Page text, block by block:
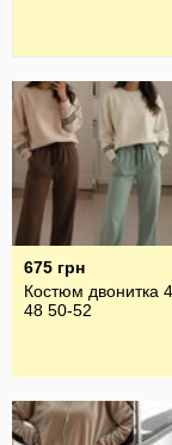
675 грн
Костюм двонитка
48 50-52